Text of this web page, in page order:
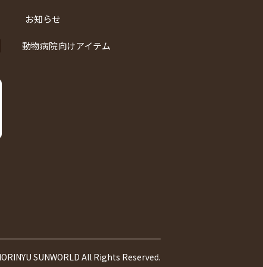
お知らせ
動物病院向けアイテム
SUNWORLD All Rights Reserved.